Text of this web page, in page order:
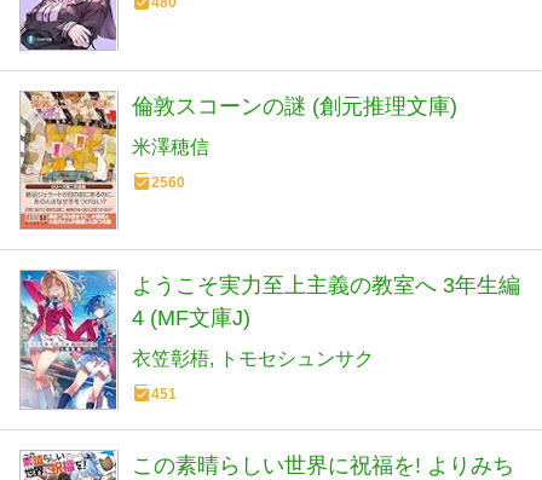
倫敦スコーンの謎 (創元推理文庫)
米澤穂信
2560
ようこそ実力至上主義の教室へ 3年生編
4 (MF文庫J)
衣笠彰梧 トモセシュンサク
451
この素晴らしい世界に祝福を! よりみち